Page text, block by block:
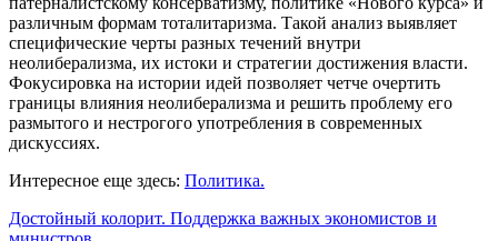
различным формам тоталитаризма. Такой анализ выявляет
специфические черты разных течений внутри
неолиберализма, их истоки и стратегии достижения власти.
Фокусировка на истории идей позволяет четче очертить
границы влияния неолиберализма и решить проблему его
размытого и нестрогого употребления в современных
дискуссиях.
Интересное еще здесь: Политика.
Достойный колорит. Поддержка важных экономистов и